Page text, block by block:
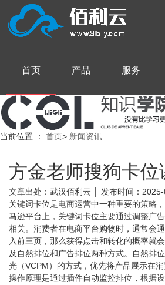
首页 产品 服务
当前位置 ： 首页> 新闻资讯
方金老师搜狗卡
文章出处：武汉佰利云 │ 发布时间：
关键词卡位是电商运营中一种重要的策略
马逊平台上，关键词卡位主要通过调整广
相关。消费者在电商平台购物时，通常会
入前三页，那么获得点击和转化的概率就
及自然排位和广告排位两种方式。自然排
光（VCPM）的方式，优先将产品展示在
操作原理是通过插件自动监控排位，根据